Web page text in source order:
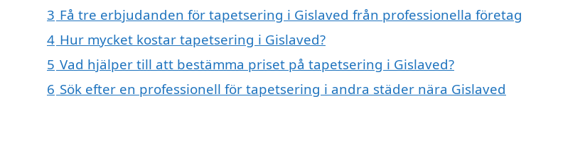
3 Få tre erbjudanden för tapetsering i Gislaved från professionella företag
4 Hur mycket kostar tapetsering i Gislaved?
5 Vad hjälper till att bestämma priset på tapetsering i Gislaved?
6 Sök efter en professionell för tapetsering i andra städer nära Gislaved